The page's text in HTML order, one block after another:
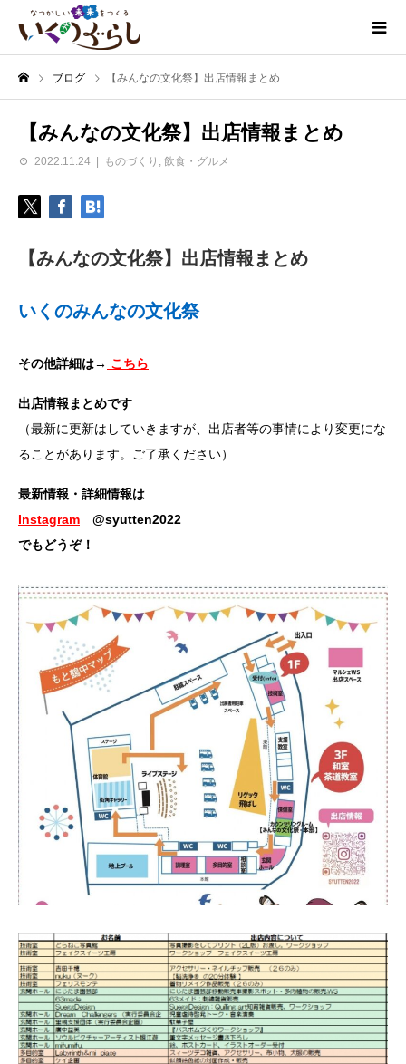
ブログ 【みんなの文化祭】出店情報まとめ
【みんなの文化祭】出店情報まとめ
2022.11.24 ものづくり 飲食・グルメ
【みんなの文化祭】出店情報まとめ
いくのみんなの文化祭
その他詳細は→ こちら
出店情報まとめです
（最新に更新はしていきますが、出店者等の事情により変更にな
ることがあります。ご了承ください）
最新情報・詳細情報は
Instagram @syutten2022
でもどうぞ！